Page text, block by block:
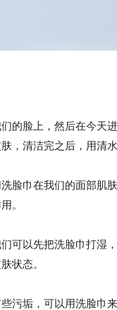
的脸上，然后在今天
，清洁完之后，用清
脸巾在我们的面部肌
。
可以先把洗脸巾打湿
状态。
污垢，可以用洗脸巾